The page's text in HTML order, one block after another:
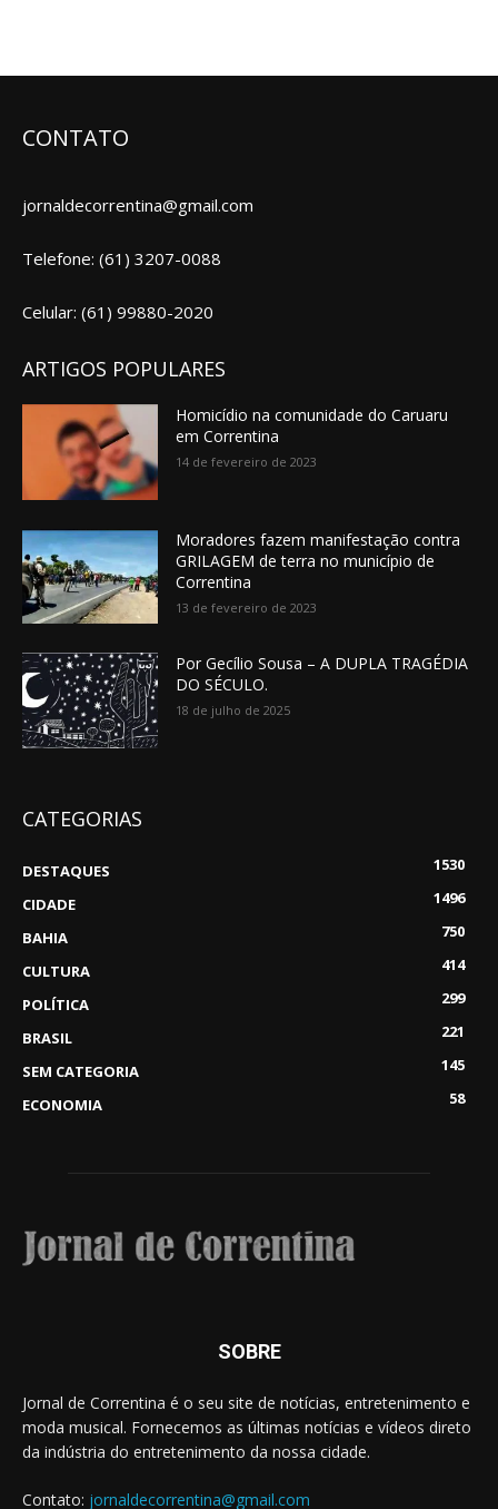
CONTATO
jornaldecorrentina@gmail.com
Telefone: (61) 3207-0088
Celular: (61) 99880-2020
ARTIGOS POPULARES
Homicídio na comunidade do Caruaru
em Correntina
14 de fevereiro de 2023
Moradores fazem manifestação contra
GRILAGEM de terra no município de
Correntina
13 de fevereiro de 2023
Por Gecílio Sousa – A DUPLA TRAGÉDIA
DO SÉCULO.
18 de julho de 2025
CATEGORIAS
DESTAQUES
1530
CIDADE
1496
BAHIA
750
CULTURA
414
POLÍTICA
299
BRASIL
221
SEM CATEGORIA
145
ECONOMIA
58
SOBRE
Jornal de Correntina é o seu site de notícias, entretenimento e
moda musical. Fornecemos as últimas notícias e vídeos direto
da indústria do entretenimento da nossa cidade.
Contato: jornaldecorrentina@gmail.com